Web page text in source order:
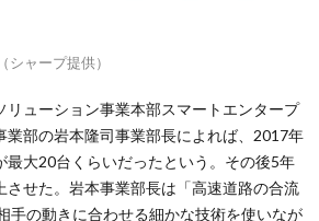
ャープ提供）
リューション事業本部スマートエンタープ
業部の岩本隆司事業部長によれば、2017年
最大20台くらいだったという。その後5年
させた。岩本事業部長は「高速道路の合流
手の動きに合わせる細かな技術を使いなが